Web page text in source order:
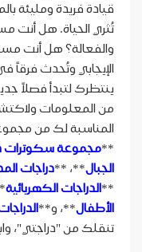
قيادة فريدة ومليئة
تُثري الحياة. هل أنت
والفعالة؟ هل أنت
الإيجابي وتُحدث فرقاً
ينتظرك لتبدأ فصلاً
من المعلومات
المناسبة لك من
**مجموعة سكوترات
الجبال**، **دراجات
**الدراجات الكهربائية
الأطفال**، و**
تنقلك من "دراجتي"،